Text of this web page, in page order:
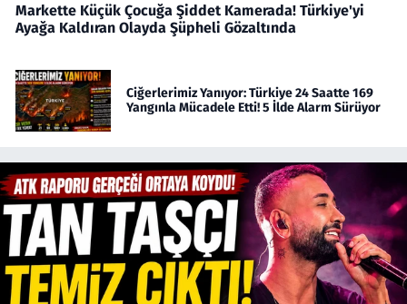
Markette Küçük Çocuğa Şiddet Kamerada! Türkiye'yi
Ayağa Kaldıran Olayda Şüpheli Gözaltında
Ciğerlerimiz Yanıyor: Türkiye 24 Saatte 169
Yangınla Mücadele Etti! 5 İlde Alarm Sürüyor